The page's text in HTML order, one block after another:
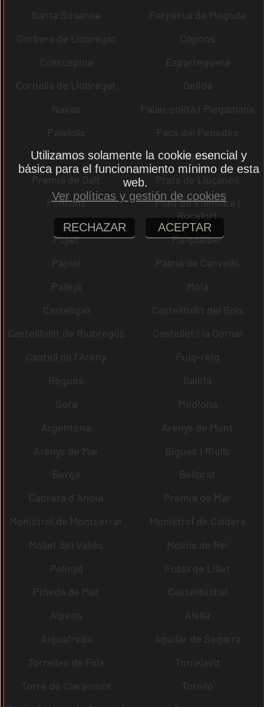
Santa Susanna
Perpètua de Mogoda
Corbera de Llobregat
Copons
Collsuspina
Esparreguera
Cornellà de Llobregat
Gelida
Navas
Palau-solità i Plegamans
Palafolls
Pacs del Penedès
Rellinars
Rajadell
Premià de Dalt
Prats de Lluçanès
Pontons
Pont de Vilomara i
Rocafort
Pujalt
Puigdàlber
Papiol
Palma de Cervelló
Pallejà
Moià
Castellgalí
Castellfullit del Boix
Castellfollit de Riubregós
Castellet i la Gornal
Castell de l´Areny
Puig-reig
Begues
Gallifa
Sora
Mediona
Argentona
Arenys de Munt
Arenys de Mar
Bigues i Riells
Berga
Bellprat
Cabrera d´Anoia
Premià de Mar
Monistrol de Montserrat
Monistrol de Calders
Mollet del Vallès
Molins de Rei
Polinyà
Pobla de Lillet
Pineda de Mar
Castellbisbal
Alpens
Alella
Aiguafreda
Aguilar de Segarra
Torrelles de Foix
Torrelavit
Torre de Claramunt
Torelló
Utilizamos solamente la cookie esencial y
básica para el funcionamiento mínimo de esta
web.
Ver políticas y gestión de cookies
RECHAZAR ACEPTAR